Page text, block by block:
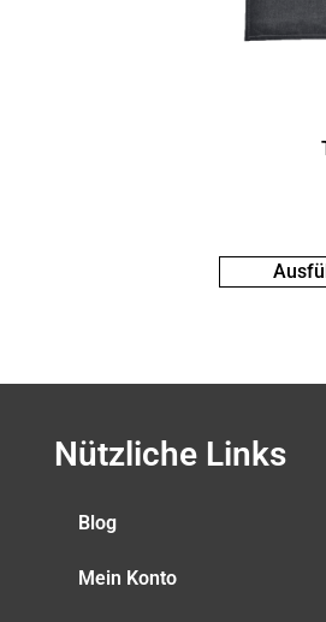
Nützliche Links
Blog
Mein Konto